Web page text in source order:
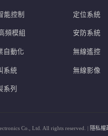
能控制 定位系統
頻模組 安防系統
自動化 無線遙控
系統 無線影像
系列
Co., Ltd. All rights reserved. | 隱私權